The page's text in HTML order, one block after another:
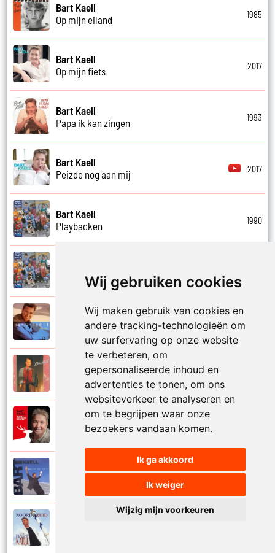
Wij gebruiken cookies
Wij maken gebruik van cookies en
andere tracking-technologieën om
uw surfervaring op onze website
te verbeteren, om
gepersonaliseerde inhoud en
advertenties te tonen, om ons
websiteverkeer te analyseren en
om te begrijpen waar onze
bezoekers vandaan komen.
Ik ga akkoord
Ik weiger
Wijzig mijn voorkeuren
Bart Kaell
Op mijn eiland
1985
Bart Kaell
Op mijn fiets
2017
Bart Kaell
Papa ik kan zingen
1993
Bart Kaell
Peizde nog aan mij
2017
Bart Kaell
Playbacken
1990
Popidool
Bart Kaell
Prinses
Bart Kaell
Bart Kaell
Rudolf het gekke rendier
Bart Kaell